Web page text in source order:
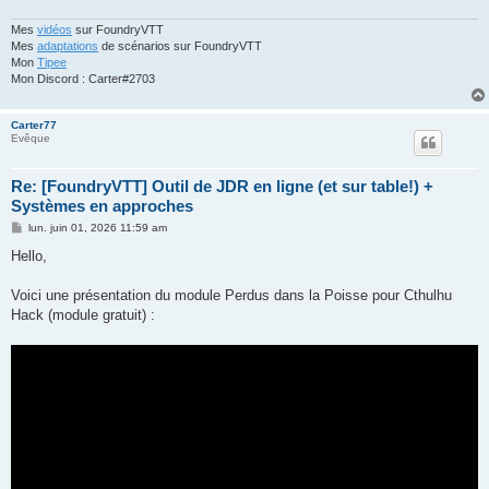
Mes vidéos sur FoundryVTT
Mes adaptations de scénarios sur FoundryVTT
Mon Tipee
Mon Discord : Carter#2703
Carter77
Evêque
Re: [FoundryVTT] Outil de JDR en ligne (et sur table!) +
Systèmes en approches
M
s
g
lun. juin 01, 2026 11:59 am
Hello,
Voici une présentation du module Perdus dans la Poisse pour Cthulhu
Hack (module gratuit) :